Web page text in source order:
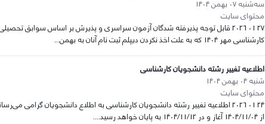
سه‌شنبه 07 بهمن 1404
محتوای سایت
27 01 2026 قابل توجه پذیرفته شدگان آزمون سراسری و پذیرش بر اساس سوابق
کارشناسی مهر 1404 که به علت اخذ نکردن دیپلم ثبت نام آنان به بهمن...
اطلاعیه تغییر رشته دانشجویان کارشناسی
شنبه 04 بهمن 1404
محتوای سایت
24 01 2026 اطلاعیه تغییر رشته دانشجویان کارشناسی به اطلاع دانشجویان گرامی
از 1404/11/04 آغاز و در 1404/11/12 به پایان خواهد رسید....